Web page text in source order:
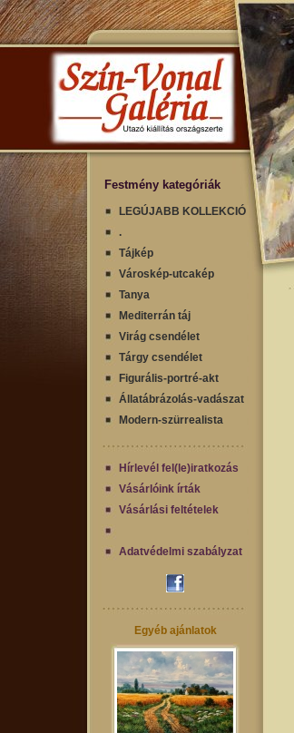
Festmény kategóriák
LEGÚJABB KOLLEKCIÓ
.
Tájkép
Városkép-utcakép
Tanya
Mediterrán táj
Virág csendélet
Tárgy csendélet
Figurális-portré-akt
Állatábrázolás-vadászat
Modern-szürrealista
Hírlevél fel(le)iratkozás
Vásárlóink írták
Vásárlási feltételek
Adatvédelmi szabályzat
Egyéb ajánlatok